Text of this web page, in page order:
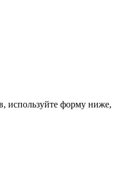
используйте форму ниже,